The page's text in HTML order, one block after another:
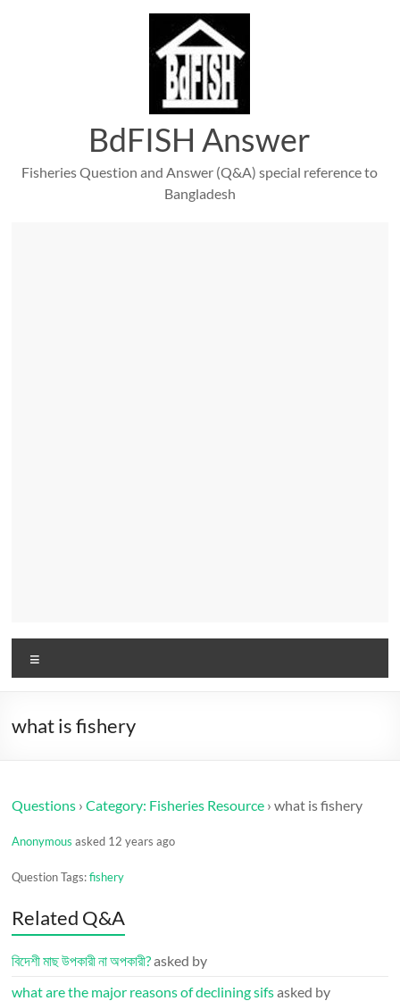
BdFISH Answer
Fisheries Question and Answer (Q&A) special reference to
Bangladesh
what is fishery
Questions ›Category: Fisheries Resource ›what is fishery
Anonymous asked 12 years ago
Question Tags:fishery
Related Q&A
বিদেশী মাছ উপকারী না অপকারী?asked by
what are the major reasons of declining sifsasked by